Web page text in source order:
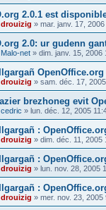
2.0.1 est
drouizig » mar. janv. 17,
2.0: ur gudenn
Malo-net » dim. janv. 15, 2006
drouizig » sam. déc. 17,
brezhoneg evit
cedric » lun. déc. 12, 2005
:
drouizig » dim. déc. 11, 2005
:
drouizig » lun. nov. 28, 2005
:
drouizig » mer. nov. 23, 2005